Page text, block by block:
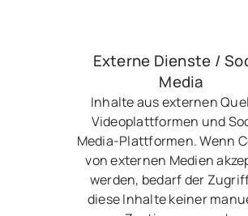
Externe Dienste /
Media
Inhalte aus externen
Videoplattformen und
Media-Plattformen. Wenn
von externen Medien
werden, bedarf der
diese Inhalte keiner